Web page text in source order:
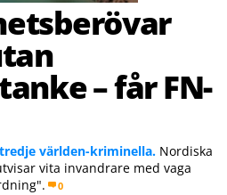
– får FN-
världen-kriminella. Nordiska
vita invandrare med vaga
0